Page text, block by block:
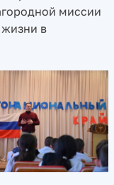
миссии
в